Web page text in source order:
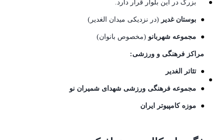
بزرگ در این بلوار قرار دارد.
بوستان غدیر (در نزدیکی میدان الغدیر)
مجموعه شهربانو (مخصوص بانوان)
مراکز فرهنگی و ورزشی:
تئاتر الغدیر
مجموعه فرهنگی ورزشی شهدای شمیران نو
موزه کامپیوتر ایران